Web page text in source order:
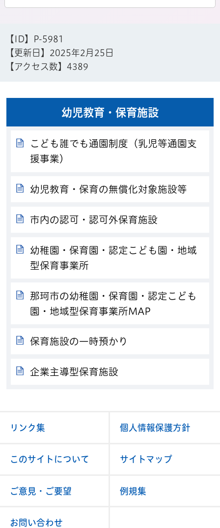
【ID】
P-5981
【更新日】 2025年2月25日
【アクセス数】4389
幼児教育・保育施設
こども誰でも通園制度（乳児等通園支
援事業）
幼児教育・保育の無償化対象施設等
市内の認可・認可外保育施設
幼稚園・保育園・認定こども園・地域
型保育事業所
那珂市の幼稚園・保育園・認定こども
園・地域型保育事業所MAP
保育施設の一時預かり
企業主導型保育施設
リンク集 個人情報保護方針
このサイトについて サイトマップ
ご意見・ご要望 例規集
お問い合わせ